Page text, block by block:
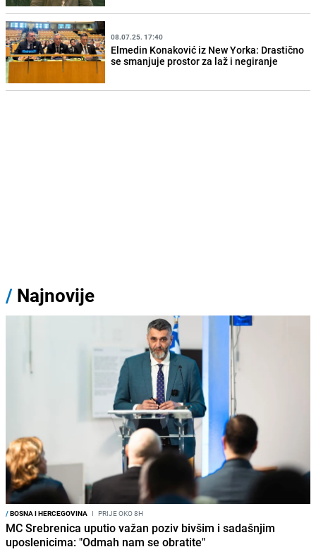
08.07.25. 17:40
Elmedin Konaković iz New Yorka: Drastično
se smanjuje prostor za laž i negiranje
/ Najnovije
/BOSNA I HERCEGOVINA I PRIJE OKO 8H
MC Srebrenica uputio važan poziv bivšim i sadašnjim
uposlenicima: "Odmah nam se obratite"